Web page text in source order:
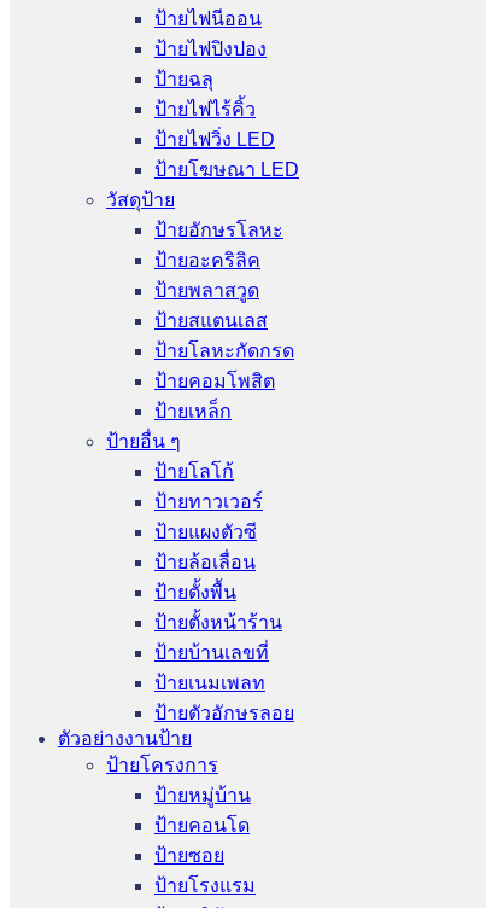
ป้ายไฟนีออน
ป้ายไฟปิงปอง
ป้ายฉลุ
ป้ายไฟไร้คิ้ว
ป้ายไฟวิ่ง LED
ป้ายโฆษณา LED
วัสดุป้าย
ป้ายอักษรโลหะ
ป้ายอะคริลิค
ป้ายพลาสวูด
ป้ายสแตนเลส
ป้ายโลหะกัดกรด
ป้ายคอมโพสิต
ป้ายเหล็ก
ป้ายอื่น ๆ
ป้ายโลโก้
ป้ายทาวเวอร์
ป้ายแผงตัวซี
ป้ายล้อเลื่อน
ป้ายตั้งพื้น
ป้ายตั้งหน้าร้าน
ป้ายบ้านเลขที่
ป้ายเนมเพลท
ป้ายตัวอักษรลอย
ตัวอย่างงานป้าย
ป้ายโครงการ
ป้ายหมู่บ้าน
ป้ายคอนโด
ป้ายซอย
ป้ายโรงแรม